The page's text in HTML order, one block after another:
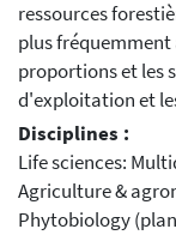
ressources
plus fréquemment
proportions et les
d'exploitation et
Disciplines :
Life sciences:
Agriculture &
Phytobiology